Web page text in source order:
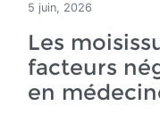
5 juin, 2026
Les
facteurs
en